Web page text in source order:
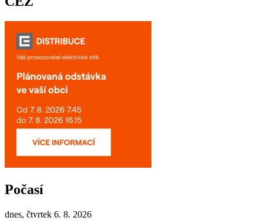
Počasí
dnes, čtvrtek 6. 8. 2026